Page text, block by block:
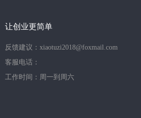
让创业更简单
反馈建议：xiaotuzi2018@foxmail.com
客服电话：
工作时间：周一到周六